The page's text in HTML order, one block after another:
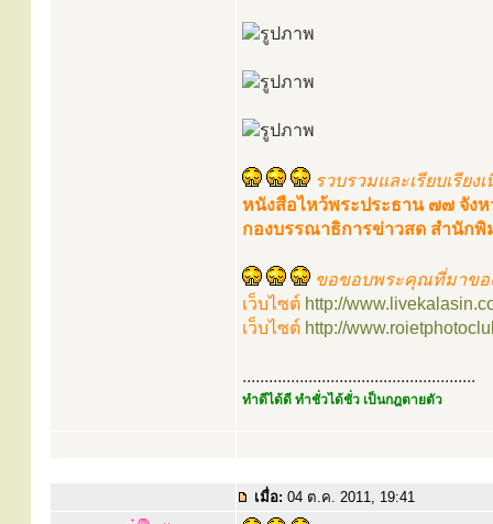
รวบรวมและเรียบเรียง
หนังสือไหว้พระประธาน ๗๗ จังห
กองบรรณาธิการข่าวสด สำนัก
ขอขอบพระคุณที่มาขอ
เว็บไซต์ http://
เว็บไซต์ http://
.....................................................
ทำดีได้ดี ทำชั่วได้ชั่ว เป็นกฎตายตัว
เมื่อ: 04 ต.ค. 2011, 19:41